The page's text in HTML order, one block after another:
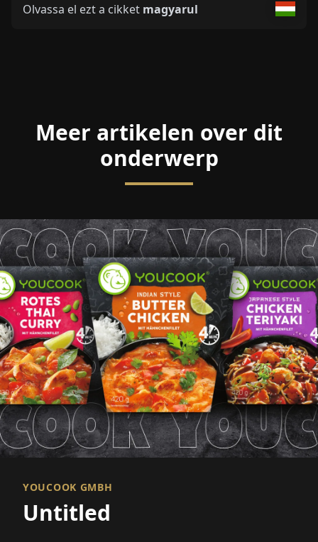
Olvassa el ezt a cikket magyarul
Meer artikelen over dit
onderwerp
YOUCOOK GMBH
Untitled